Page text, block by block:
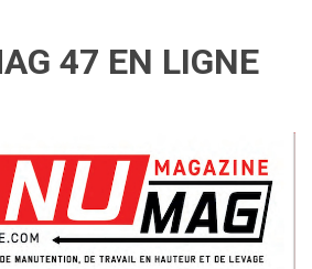
47 EN LIGNE